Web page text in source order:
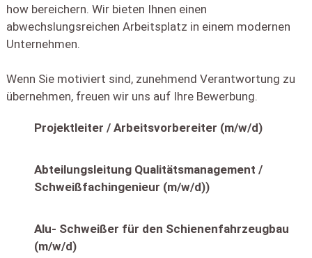
how bereichern. Wir bieten Ihnen einen
abwechslungsreichen Arbeitsplatz in einem modernen
Unternehmen. ​
Wenn Sie motiviert sind, zunehmend Verantwortung zu
übernehmen, freuen wir uns auf Ihre Bewerbung.
Projektleiter / Arbeitsvorbereiter (m/w/d)
Abteilungsleitung Qualitätsmanagement /
Schweißfachingenieur (m/w/d))
Alu- Schweißer für den Schienenfahrzeugbau
(m/w/d)